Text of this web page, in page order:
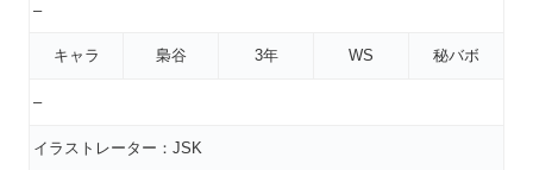
–
キャラ 梟谷 3年 WS 秘バボ
–
イラストレーター：JSK